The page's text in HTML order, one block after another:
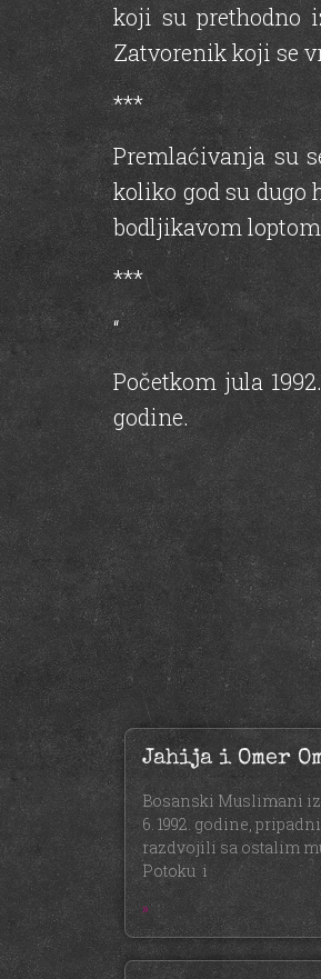
koji su prethodno
Zatvorenik koji se
***
Premlaćivanja su
koliko god su
bodljikavom
***
“
Početkom jula
godine.
Jahija i Omer
Bosanski Muslimani iz
6. 1992. godine,
razdvojili sa ostalim
Potoku i
»